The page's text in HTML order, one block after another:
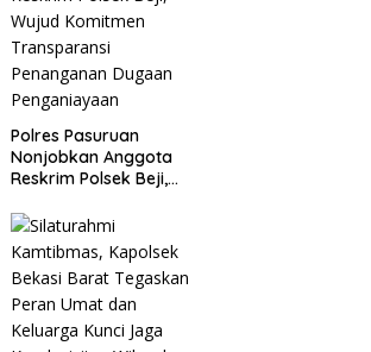
Polres Pasuruan
Nonjobkan Anggota
Reskrim Polsek Beji,
Transparansi
Penanganan Dugaan
Penganiayaan